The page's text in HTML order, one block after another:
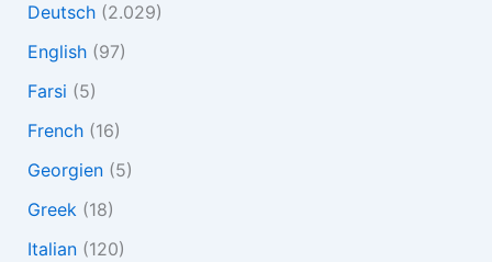
Deutsch(2.029)
English(97)
Farsi (5)
French(16)
Georgien(5)
Greek(18)
Italian(120)